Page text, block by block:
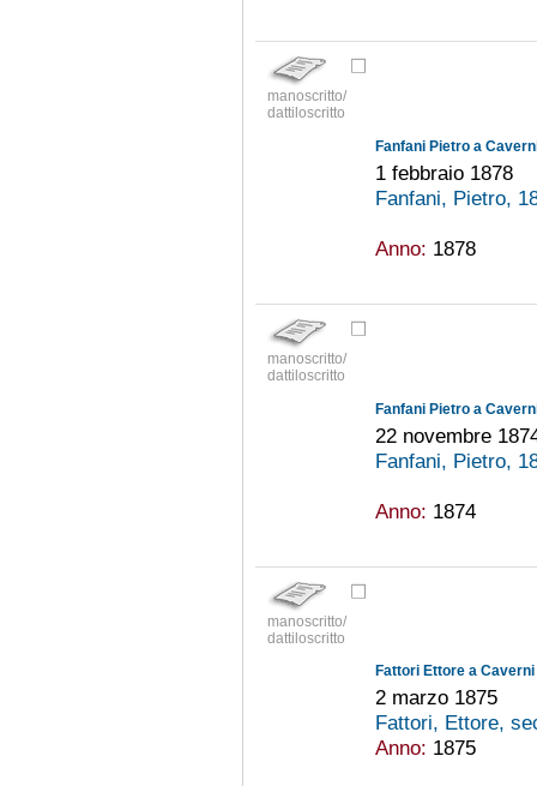
manoscritto/
dattiloscritto
Fanfani Pietro a
1 febbraio 1878
Fanfani, Pietro,
Anno: 1878
manoscritto/
dattiloscritto
Fanfani Pietro a
22 novembre
Fanfani, Pietro,
Anno: 1874
manoscritto/
dattiloscritto
Fattori Ettore a
2 marzo 1875
Fattori, Ettore,
Anno: 1875